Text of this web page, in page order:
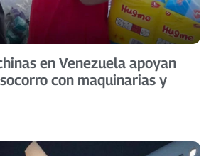
en Venezuela apoyan
con maquinarias y